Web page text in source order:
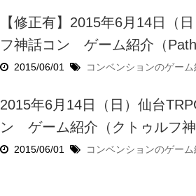
【修正有】2015年6月14日（
フ神話コン ゲーム紹介（
2015/06/01 コンベンションのゲーム
2015年6月14日（日）仙台
ン ゲーム紹介（クトゥルフ神
2015/06/01 コンベンションのゲーム